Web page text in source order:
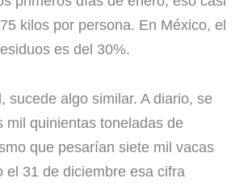
kilos por persona. En México, el
es del 30%.
sucede algo similar. A diario, se
mil quinientas toneladas de
que pesarían siete mil vacas
el 31 de diciembre esa cifra